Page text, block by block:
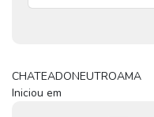
CHATEADONEUTROAMA
Iniciou em